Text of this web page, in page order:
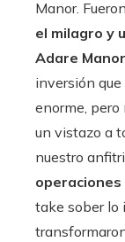
Manor.
el milagro y
Adare
inversión
enorme,
un vistazo a
nuestro
take sober lo